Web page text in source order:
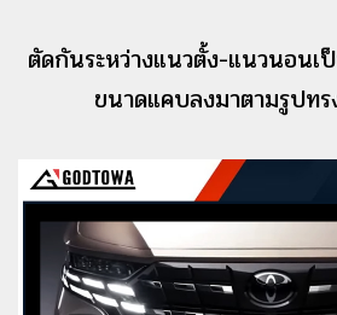
ตัดกันระหว่างแนวตั้ง-แนวนอนเ
ขนาดแคบลงมาตามรูปท